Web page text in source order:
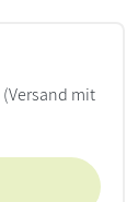
(Versand mit